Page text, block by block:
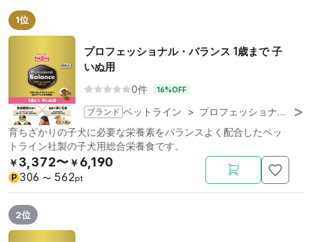
1位
プロフェッショナル・バランス 1歳まで 子
いぬ用
0件 16%OFF
ブランド ペットライン > プロフェッショナル・バランス
育ちざかりの子犬に必要な栄養素をバランスよく配合したペッ
トライン社製の子犬用総合栄養食です。
￥3,372〜 ￥ 6,190
P 306 〜 562pt
2位